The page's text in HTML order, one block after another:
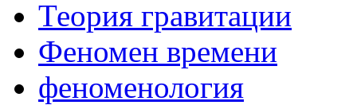
Теория гравитации
Феномен времени
феноменология